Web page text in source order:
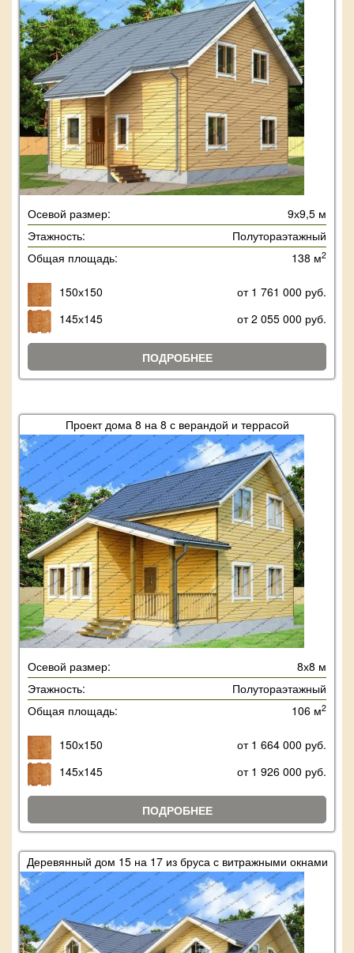
Осевой размер:
9х9,5 м
Этажность:
Полутораэтажный
Общая площадь:
138 м2
150х150
от 1 761 000 руб.
145х145
от 2 055 000 руб.
ПОДРОБНЕЕ
Проект дома 8 на 8 с верандой и террасой
Осевой размер:
8х8 м
Этажность:
Полутораэтажный
Общая площадь:
106 м2
150х150
от 1 664 000 руб.
145х145
от 1 926 000 руб.
ПОДРОБНЕЕ
Деревянный дом 15 на 17 из бруса с витражными окнами